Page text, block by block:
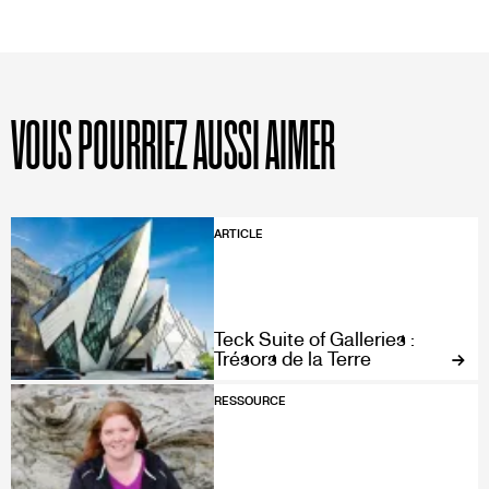
VOUS POURRIEZ AUSSI AIMER
ARTICLE
Teck Suite of Galleries :
Trésors de la Terre
RESSOURCE